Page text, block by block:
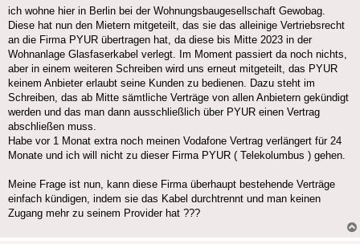
ich wohne hier in Berlin bei der Wohnungsbaugesellschaft Gewobag.
Diese hat nun den Mietern mitgeteilt, das sie das alleinige Vertriebsrecht
an die Firma PYUR übertragen hat, da diese bis Mitte 2023 in der
Wohnanlage Glasfaserkabel verlegt. Im Moment passiert da noch nichts,
aber in einem weiteren Schreiben wird uns erneut mitgeteilt, das PYUR
keinem Anbieter erlaubt seine Kunden zu bedienen. Dazu steht im
Schreiben, das ab Mitte sämtliche Verträge von allen Anbietern gekündigt
werden und das man dann ausschließlich über PYUR einen Vertrag
abschließen muss.
Habe vor 1 Monat extra noch meinen Vodafone Vertrag verlängert für 24
Monate und ich will nicht zu dieser Firma PYUR ( Telekolumbus ) gehen.
Meine Frage ist nun, kann diese Firma überhaupt bestehende Verträge
einfach kündigen, indem sie das Kabel durchtrennt und man keinen
Zugang mehr zu seinem Provider hat ???